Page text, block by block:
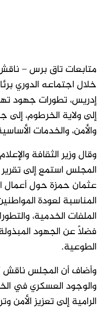
متابعات تاق برس –
خلال اجتماعه الدوري
إدريس، تطورات جهود
إلى ولاية الخرطوم،
والأمن، والخدمات
وقال وزير الثقافة
المجلس استمع إلى
عثمان حمزة حول أعمال
المناسبة لعودة
الملفات الخدمية،
فضلاً عن الجهود
الطوعية.
وأضاف أن المجلس ناقش
والوجود العسكري في
الرامية إلى تعزيز الأمن